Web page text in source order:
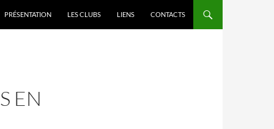
PRÉSENTATION LES CLUBS LIENS CONTACTS
EN